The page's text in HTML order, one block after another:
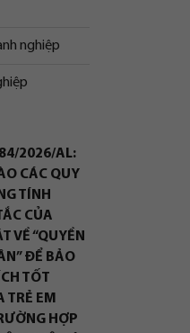
nghiệp
2026/AL:
CÁC QUY
TÍNH
CỦA
VỀ “QUYỀN
ĐỂ BẢO
TỐT
TRẺ EM
HỢP